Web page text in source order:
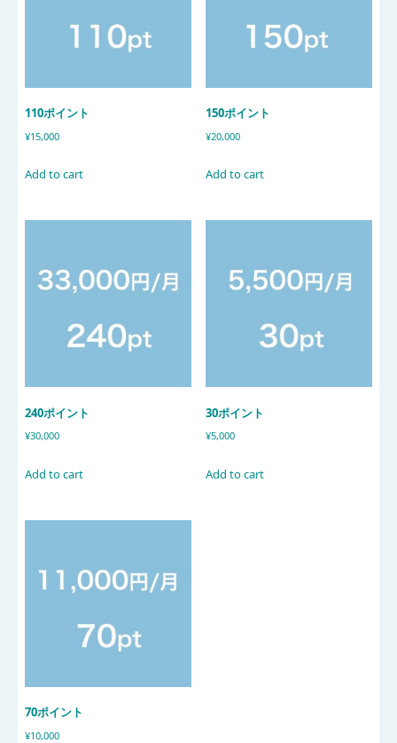
110ポイント
¥15,000
Add to cart
150ポイント
¥20,000
Add to cart
240ポイント
¥30,000
Add to cart
30ポイント
¥5,000
Add to cart
70ポイント
¥10,000